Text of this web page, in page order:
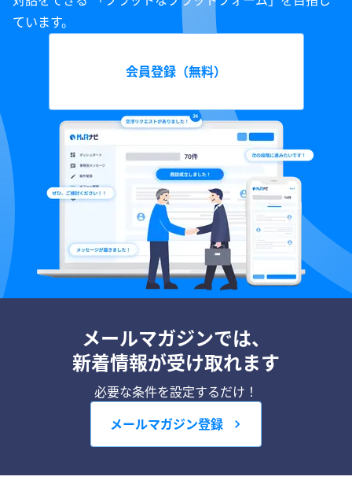
ています。
会員登録（無料）
メールマガジンでは、
新着情報が受け取れます
必要な条件を設定するだけ！
メールマガジン登録